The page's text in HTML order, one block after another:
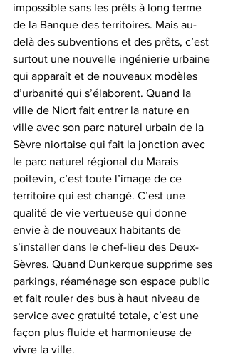
impossible sans les prêts à long terme
de la Banque des territoires. Mais au-
delà des subventions et des prêts, c’est
surtout une nouvelle ingénierie urbaine
qui apparaît et de nouveaux modèles
d’urbanité qui s’élaborent. Quand la
ville de Niort fait entrer la nature en
ville avec son parc naturel urbain de la
Sèvre niortaise qui fait la jonction avec
le parc naturel régional du Marais
poitevin, c’est toute l’image de ce
territoire qui est changé. C’est une
qualité de vie vertueuse qui donne
envie à de nouveaux habitants de
s’installer dans le chef-lieu des Deux-
Sèvres. Quand Dunkerque supprime ses
parkings, réaménage son espace public
et fait rouler des bus à haut niveau de
service avec gratuité totale, c’est une
façon plus fluide et harmonieuse de
vivre la ville.